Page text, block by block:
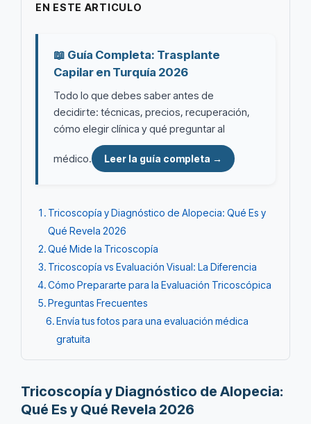
EN ESTE ARTICULO
📖 Guía Completa: Trasplante
Capilar en Turquía 2026
Todo lo que debes saber antes de
decidirte: técnicas, precios, recuperación,
cómo elegir clínica y qué preguntar al
médico. Leer la guía completa →
Tricoscopía y Diagnóstico de Alopecia: Qué Es y
Qué Revela 2026
Qué Mide la Tricoscopía
Tricoscopía vs Evaluación Visual: La Diferencia
Cómo Prepararte para la Evaluación Tricoscópica
Preguntas Frecuentes
Envía tus fotos para una evaluación médica
gratuita
Tricoscopía y Diagnóstico de Alopecia:
Qué Es y Qué Revela 2026